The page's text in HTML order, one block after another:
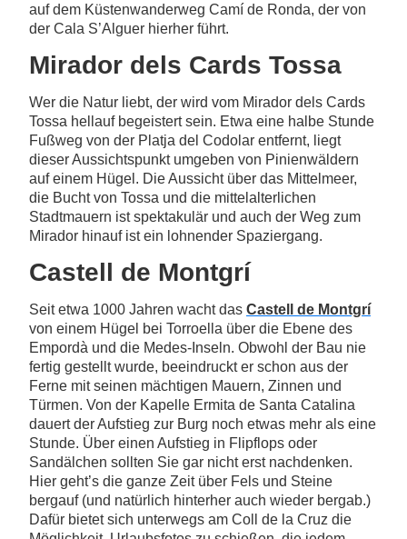
auf dem Küstenwanderweg Camí de Ronda, der von
der Cala S’Alguer hierher führt.
Mirador dels Cards Tossa
Wer die Natur liebt, der wird vom Mirador dels Cards
Tossa hellauf begeistert sein. Etwa eine halbe Stunde
Fußweg von der Platja del Codolar entfernt, liegt
dieser Aussichtspunkt umgeben von Pinienwäldern
auf einem Hügel. Die Aussicht über das Mittelmeer,
die Bucht von Tossa und die mittelalterlichen
Stadtmauern ist spektakulär und auch der Weg zum
Mirador hinauf ist ein lohnender Spaziergang.
Castell de Montgrí
Seit etwa 1000 Jahren wacht das Castell de Montgrí
von einem Hügel bei Torroella über die Ebene des
Empordà und die Medes-Inseln. Obwohl der Bau nie
fertig gestellt wurde, beeindruckt er schon aus der
Ferne mit seinen mächtigen Mauern, Zinnen und
Türmen. Von der Kapelle Ermita de Santa Catalina
dauert der Aufstieg zur Burg noch etwas mehr als eine
Stunde. Über einen Aufstieg in Flipflops oder
Sandälchen sollten Sie gar nicht erst nachdenken.
Hier geht’s die ganze Zeit über Fels und Steine
bergauf (und natürlich hinterher auch wieder bergab.)
Dafür bietet sich unterwegs am Coll de la Cruz die